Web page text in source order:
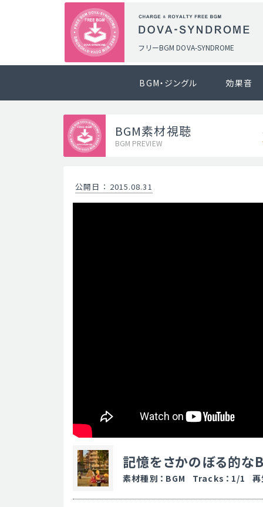
フリーBGM DOVA-SYNDROME
BGM・ジングル 効果音
BGM素材視聴
BGM PREVIEW
公開日 ： 2015.08.31
記憶をさかのぼる的な
素材種別 ： BGM Tracks ： 1/1